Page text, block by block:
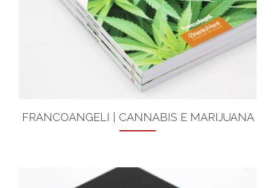
FRANCOANGELI | CANNABIS E MARIJUANA